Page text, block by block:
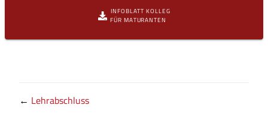
INFOBLATT KOLLEG
FÜR MATURANTEN
← Lehrabschluss